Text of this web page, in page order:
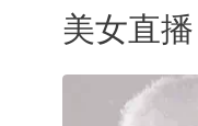
美女直播